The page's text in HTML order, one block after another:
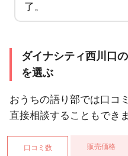
了。
ダイナシティ西川口
を選ぶ
おうちの語り部では口コ
直接相談することもできま
口コミ数 販売価格